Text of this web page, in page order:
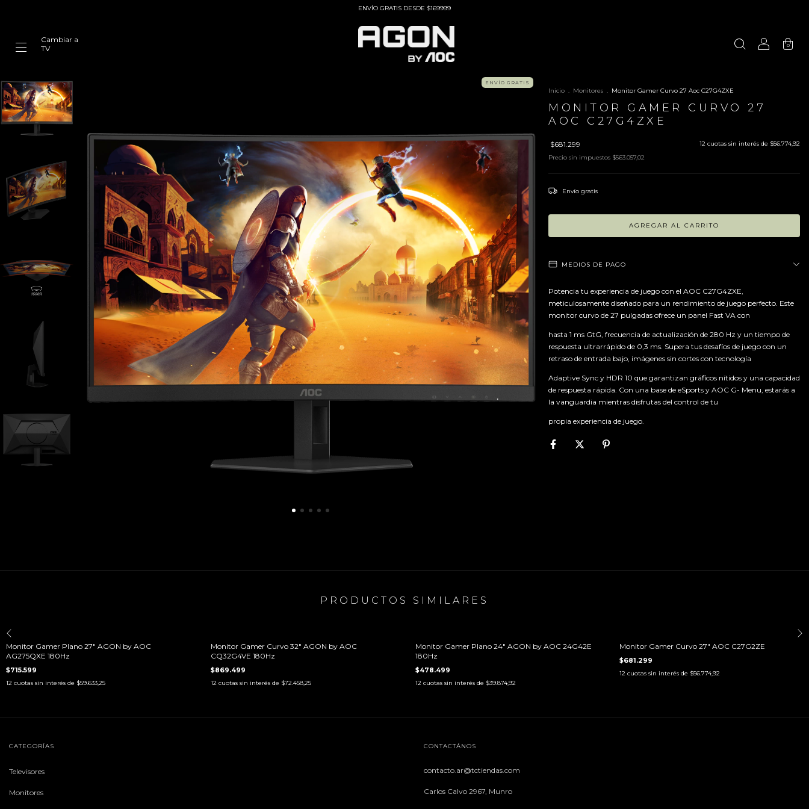
ENVÍO GRATIS DESDE $169999
Cambiar a
TV
0
ENVÍO GRATIS
Inicio . Monitores . Monitor Gamer Curvo 27 Aoc C27G4ZXE
MONITOR GAMER CURVO 27
AOC C27G4ZXE
$681.299 12 cuotas sin interés de $56.774,92
Precio sin impuestos $563.057,02
Envío gratis
MEDIOS DE PAGO
Potencia tu experiencia de juego con el AOC C27G4ZXE,
meticulosamente diseñado para un rendimiento de juego perfecto. Este
monitor curvo de 27 pulgadas ofrece un panel Fast VA con
hasta 1 ms GtG, frecuencia de actualización de 280 Hz y un tiempo de
respuesta ultrarrápido de 0,3 ms. Supera tus desafíos de juego con un
retraso de entrada bajo, imágenes sin cortes con tecnología
Adaptive Sync y HDR 10 que garantizan gráficos nítidos y una capacidad
de respuesta rápida. Con una base de eSports y AOC G- Menu, estarás a
la vanguardia mientras disfrutas del control de tu
propia experiencia de juego.
PRODUCTOS SIMILARES
Monitor Gamer Plano 27" AGON by AOC
AG275QXE 180Hz
$715.599
12 cuotas sin interés de $59.633,25
Monitor Gamer Curvo 32" AGON by AOC
CQ32G4VE 180Hz
$869.499
12 cuotas sin interés de $72.458,25
Monitor Gamer Plano 24" AGON by AOC 24G42E
180Hz
$478.499
12 cuotas sin interés de $39.874,92
Monitor Gamer Curvo 27" AOC C27G2ZE
$681.299
12 cuotas sin interés de $56.774,92
CATEGORÍAS
Televisores
Monitores
CONTACTÁNOS
contacto.ar@tctiendas.com
Carlos Calvo 2967, Munro